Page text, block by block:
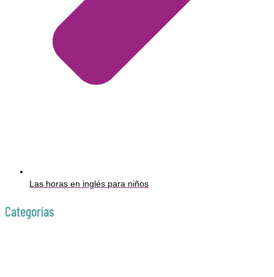
Las horas en inglés para niños
Categorías